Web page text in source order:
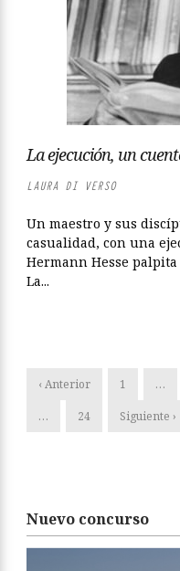
La ejecución, un
LAURA DI VERSO
Un maestro y sus
casualidad, con una
Hermann Hesse
La...
‹ Anterior 1 …
… 24 Siguiente ›
Nuevo concurso